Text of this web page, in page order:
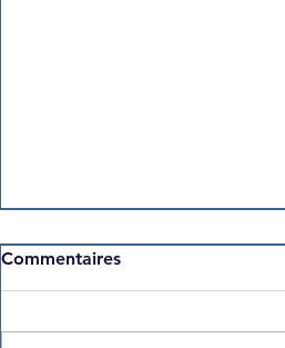
Commentaires